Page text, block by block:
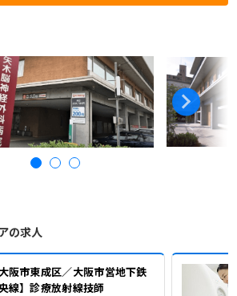
の求人
大阪市東成区／大阪市営地下鉄
線】診療放射線技師